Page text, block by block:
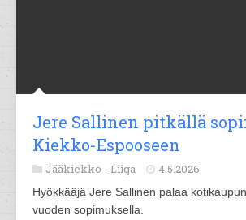
Jere Sallinen pitkällä
Kiekko-Espooseen
Jääkiekko - Liiga 4.5.2026
Hyökkääjä Jere Sallinen palaa
vuoden sopimuksella.